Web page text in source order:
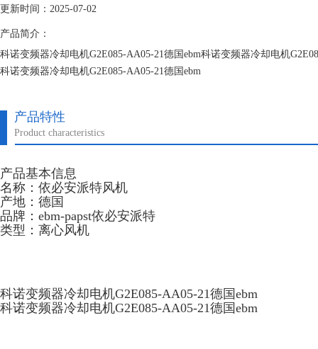
更新时间：2025-07-02
产品简介：
科诺变频器冷却电机G2E085-AA05-21德国ebm科诺变频器冷却电机
科诺变频器冷却电机G2E085-AA05-21德国ebm
产品特性
Product characteristics
产品基本信息
名称：依必安派特风机
产地：德国
品牌：ebm-papst依必安派特
类型：离心风机
科诺变频器冷却电机G2E085-AA05-21德国ebm
科诺变频器冷却电机G2E085-AA05-21德国ebm